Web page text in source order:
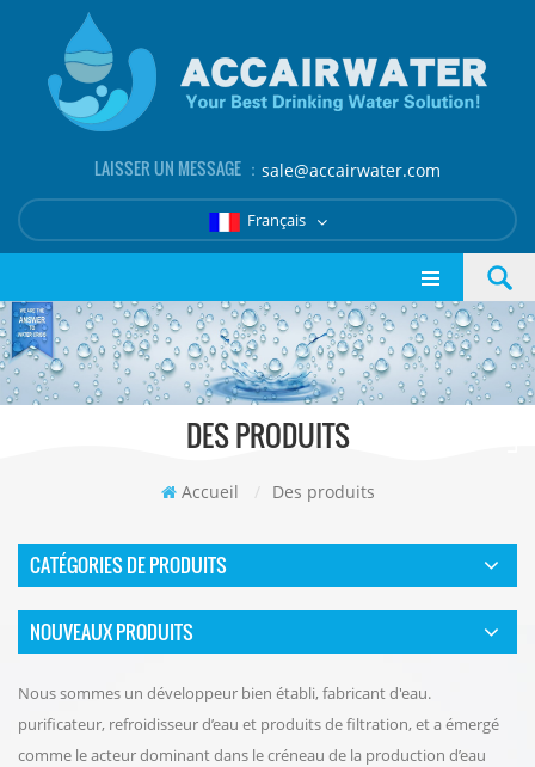
LAISSER UN MESSAGE ： sale@accairwater.com
Français
DES PRODUITS
Accueil / Des produits
CATÉGORIES DE PRODUITS
NOUVEAUX PRODUITS
Nous sommes un développeur bien établi, fabricant d'eau.
purificateur, refroidisseur d’eau et produits de filtration, et a émergé
comme le acteur dominant dans le créneau de la production d’eau